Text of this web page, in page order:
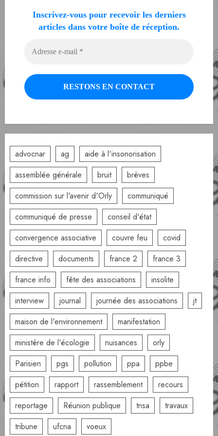
Inscrivez-vous pour recevoir les derniers
articles dans votre boîte de réception.
advocnar ag
aide à l'insonorisation
assemblée générale
bruit
brèves
commission sur l'avenir d'Orly
communiqué
communiqué de presse
conseil d'état
convergence associative
couvre feu
covid
directive
documents france 2
france 3
france info
fête des associations
insolite
interview
journal journée des associations
jt
maison de l'environnement
manifestation
ministère de l'écologie
nuisances
orly
Parisien
pgs pollution ppa
ppbe
pétition
rapport rassemblement
recours
reportage
Réunion publique tnsa
travaux
tribune
ufcna voeux